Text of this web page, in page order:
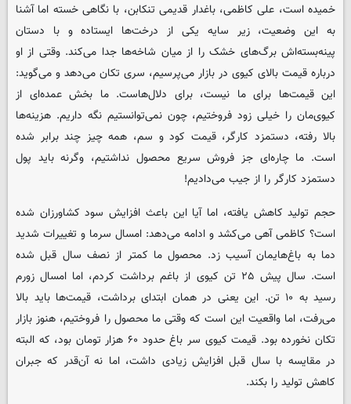
خمیده است، علی کاظمی، باغدار قدیمی تنکابن، با نگاهی خسته اما آشنا
به این وضعیت، زیر سایه یکی از درخت‌ها ایستاده و با دستان
پینه‌بسته‌اش برگ‌های خشک را از میان شاخه‌ها جدا می‌کند. وقتی از او
درباره قیمت بالای کیوی در بازار می‌پرسیم، سری تکان می‌دهد و می‌گوید:
این قیمت‌ها برای ما نیست، برای دلال‌هاست. ما بخش عمده‌ای از
کیوی‌مان را خیلی زود فروختیم، چون نمی‌توانستیم نگه داریم. هزینه‌ها
بالا رفته، دستمزد کارگر، قیمت کود و سم، همه چیز چند برابر شده
است. ما چاره‌ای جز فروش سریع محصول نداشتیم، وگرنه باید پول
دستمزد کارگر را از جیب می‌دادیم!
حجم تولید کاهش یافته، اما آیا این باعث افزایش سود کشاورزان شده
است؟ کاظمی آهی می‌کشد و ادامه می‌دهد: امسال سرما و تغییرات شدید
دما به باغ‌هایمان آسیب زد. محصول ما کمتر از نصف سال قبل شده
است. سال پیش ۲۵ تن کیوی از باغم برداشت کردم، اما امسال زورم
رسید به ۱۰ تن. این یعنی در همان ابتدای برداشت، قیمت‌ها باید بالا
می‌رفت، اما واقعیت این است که وقتی ما محصول را فروختیم، هنوز بازار
تکان نخورده بود. قیمت کیوی سر باغ حدود ۶۰ هزار تومان بود، که البته
در مقایسه با سال قبل افزایش زیادی داشت، اما نه آن‌قدر که جبران
کاهش تولید را بکند.